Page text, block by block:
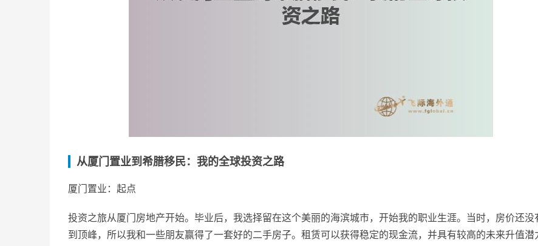
从厦门置业到希腊移民：我的全球投资之路
厦门置业：起点
投资之旅从厦门房地产开始。毕业后，我选择留在这个美丽的海滨城市，开始我的职业生涯。当时，房价还没
到顶峰，所以我和一些朋友赢得了一套好的二手房子。租赁可以获得稳定的现金流，并具有较高的未来升值潜